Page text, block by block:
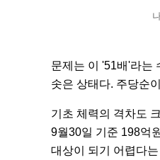
문제는 이 '51배'라는
솟은 상태다. 주당순
기초 체력의 격차도
9월30일 기준 198억
대상이 되기 어렵다